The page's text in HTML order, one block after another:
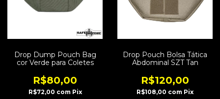
Drop Dump Pouch Bag
cor Verde para Coletes
R$80,00
R$72,00 com Pix
Drop Pouch Bolsa Tática
Abdominal SZT Tan
R$120,00
R$108,00 com Pix